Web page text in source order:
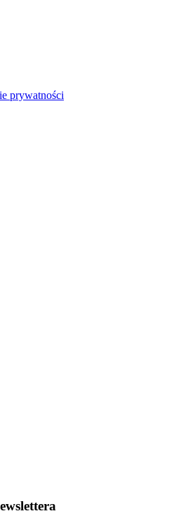
prywatności